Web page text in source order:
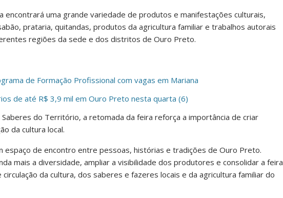
encontrará uma grande variedade de produtos e manifestações culturais,
prataria, quitandas, produtos da agricultura familiar e trabalhos autorais
regiões da sede e dos distritos de Ouro Preto.
de Formação Profissional com vagas em Mariana
de até R$ 3,9 mil em Ouro Preto nesta quarta (6)
do Território, a retomada da feira reforça a importância de criar
da cultura local.
espaço de encontro entre pessoas, histórias e tradições de Ouro Preto.
mais a diversidade, ampliar a visibilidade dos produtores e consolidar a feira
da cultura, dos saberes e fazeres locais e da agricultura familiar do